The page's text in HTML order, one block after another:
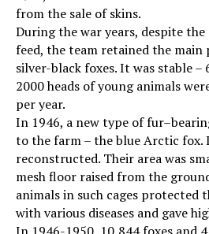
from the sale of skins.
During the war years, despite
feed, the team retained the
silver-black foxes. It was stable –
2000 heads of young animals
per year.
In 1946, a new type of
to the farm – the blue Arctic fox.
reconstructed. Their area was
mesh floor raised from the
animals in such cages
with various diseases and gave
In 1946-1950, 10,844 foxes and